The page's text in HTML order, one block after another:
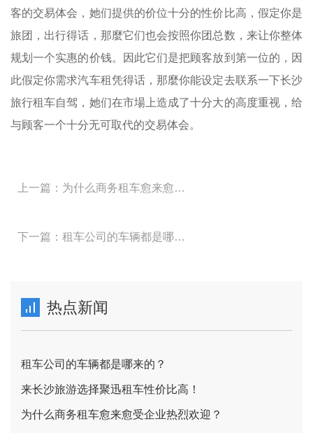
客的交易体会，她们提供的价位十分的性价比高，假定你是
旅团，出行得话，那麼它们也会按照你团总数，来让你整体
规划一个实惠的价钱。因此它们是把顾客放到第一位的，因
此假定你需求汽车租凭得话，那麼你能设定去联系一下长沙
旅行租车自驾，她们在市場上造成了十分大的高度重视，给
与顾客一个十分无可取代的交易体会。
上一篇：为什么商务租车愈来愈受企业热烈欢迎？
下一篇：租车公司的车辆都是哪来的？
热点新闻
租车公司的车辆都是哪来的？
来长沙旅游选择聚迅租车性价比高！
为什么商务租车愈来愈受企业热烈欢迎？